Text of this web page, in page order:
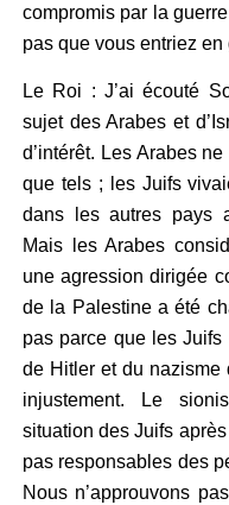
compromis par la
pas que vous entriez en
Le Roi : J’ai écouté
sujet des Arabes et
d’intérêt. Les Arabes
que tels ; les Juifs
dans les autres pays
Mais les Arabes
une agression dirigée
de la Palestine a été
pas parce que les
de Hitler et du nazisme
injustement. Le
situation des Juifs
pas responsables des
Nous n’approuvons